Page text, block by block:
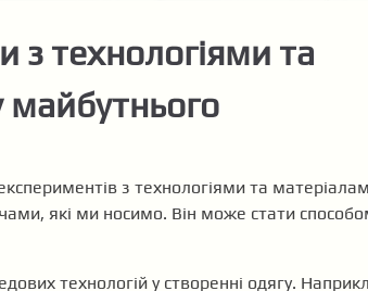
з технологіями та
майбутнього
з технологіями та
які ми носимо. Він може стати
технологій у створенні одягу.